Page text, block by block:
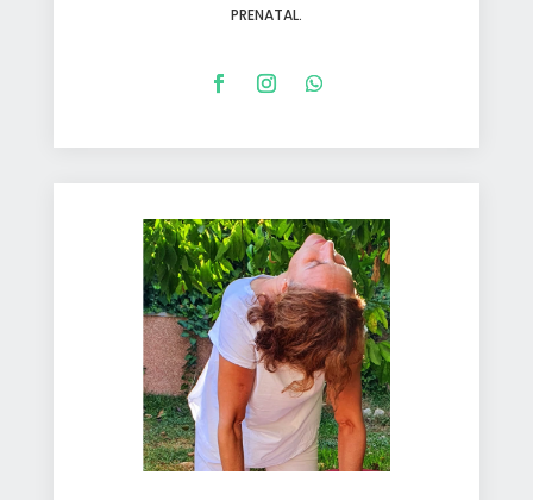
PRENATAL.